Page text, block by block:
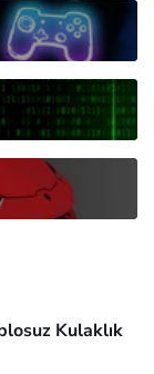
Kulaklık